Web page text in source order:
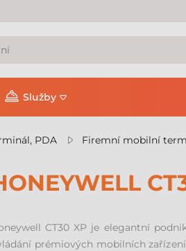
Služby
PDA Firemní mobilní
CT30 XP je elegantní
prémiových mobilních